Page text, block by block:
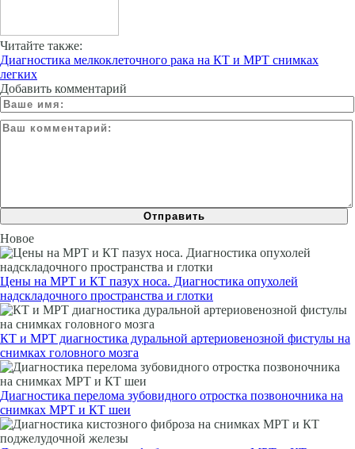
Читайте также:
Диагностика мелкоклеточного рака на КТ и МРТ снимках
легких
Добавить комментарий
Новое
Цены на МРТ и КТ пазух носа. Диагностика опухолей
надскладочного пространства и глотки
КТ и МРТ диагностика дуральной артериовенозной фистулы на
снимках головного мозга
Диагностика перелома зубовидного отростка позвоночника на
снимках МРТ и КТ шеи